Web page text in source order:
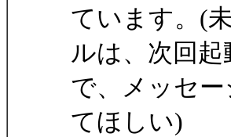
ています。(
ルは、次回
で、メッセ
てほしい)